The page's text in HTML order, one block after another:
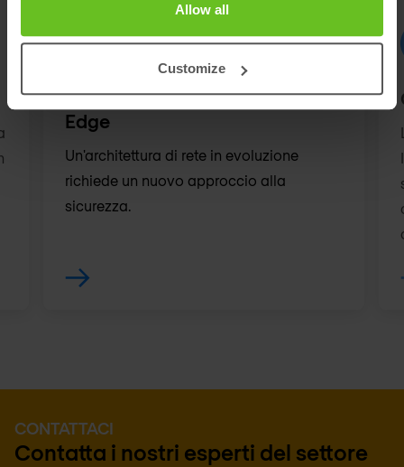
Allow all
Customize
SASE Secure Access Service
Edge
Un'architettura di rete in evoluzione
richiede un nuovo approccio alla
sicurezza.
CONTATTACI
Contatta i nostri esperti del settore